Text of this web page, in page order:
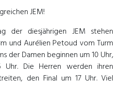
JEM!
der diesjährigen JEM stehen
und Aurélien Petoud vom Turm
der Damen beginnen um 10 Uhr,
Uhr. Die Herren werden ihren
den Final um 17 Uhr. Viel